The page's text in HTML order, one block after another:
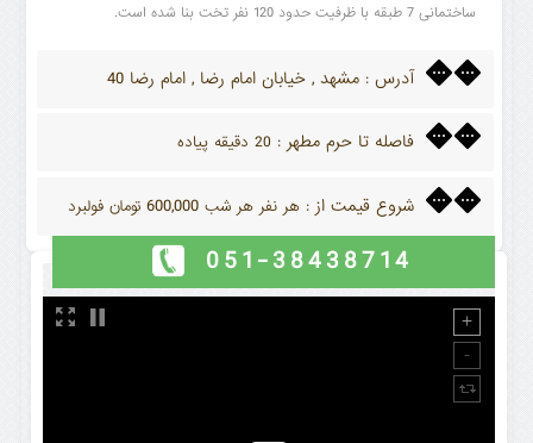
ساختمانی 7 طبقه با ظرفیت حدود 120 نفر تخت بنا شده است.
آدرس :مشهد , خیابان امام رضا , امام رضا 40
فاصله تا حرم مطهر : 20 دقیقه پیاده
شروع قیمت از : هر نفر هر شب600,000 تومان فولبرد
051-38438714